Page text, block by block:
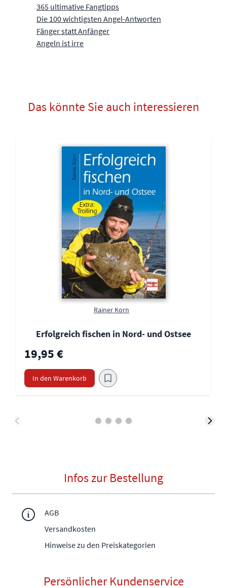
365 ultimative Fangtipps
Die 100 wichtigsten Angel-Antworten
Fänger statt Anfänger
Angeln ist irre
Das könnte Sie auch interessieren
Rainer Korn
Erfolgreich fischen in Nord- und Ostsee
19,95 €
In den Warenkorb
Infos zur Bestellung
AGB
Versandkosten
Hinweise zu den Preiskategorien
Persönlicher Kundenservice